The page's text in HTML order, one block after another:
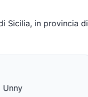
Sicilia, in provincia di
Unny